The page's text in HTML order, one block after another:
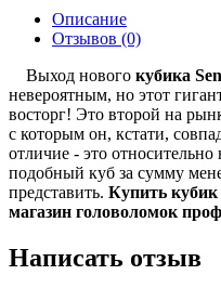
Описание
Отзывов (0)
Выход нового кубика
невероятным, но этот
восторг! Это второй на
с которым он, кстати,
отличие - это
подобный куб за сумму
представить. Купить кубик
магазин головоломок
Написать отзыв